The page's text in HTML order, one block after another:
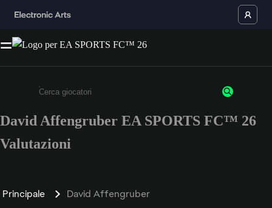
Inserisci un minimo di 3 caratteri o numeri.
David Affengruber EA SPORTS FC™ 26
Valutazioni
Principale David Affengruber